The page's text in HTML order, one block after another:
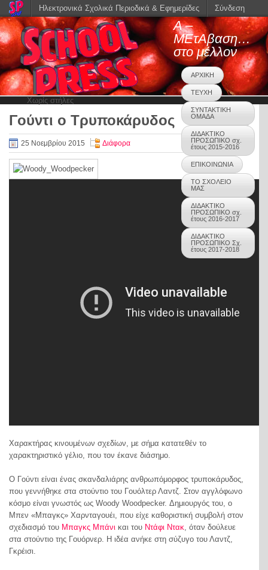
Α –
ΜΕτΑβαση…
στο μέλλον
ΑΡΧΙΚΗ
ΤΕΥΧΗ
ΣΥΝΤΑΚΤΙΚΗ
ΟΜΑΔΑ
ΔΙΔΑΚΤΙΚΟ
ΠΡΟΣΩΠΙΚΟ σχ.
έτους 2015-2016
ΕΠΙΚΟΙΝΩΝΙΑ
ΤΟ ΣΧΟΛΕΙΟ
ΜΑΣ
ΔΙΔΑΚΤΙΚΟ
ΠΡΟΣΩΠΙΚΟ σχ.
έτους 2016-2017
ΔΙΔΑΚΤΙΚΟ
ΠΡΟΣΩΠΙΚΟ Σχ.
έτους 2017-2018
Χωρίς στήλες
Γούντι ο Τρυποκάρυδος
25 Νοεμβρίου 2015 Διάφορα
Χαρακτήρας κινουμένων σχεδίων, με σήμα κατατεθέν το
χαρακτηριστικό γέλιο, που τον έκανε διάσημο.
Ο Γούντι είναι ένας σκανδαλιάρης ανθρωπόμορφος τρυποκάρυδος,
που γεννήθηκε στα στούντιο του Γουόλτερ Λαντζ. Στον αγγλόφωνο
κόσμο είναι γνωστός ως Woody Woodpecker. Δημιουργός του, ο
Μπεν «Μπαγκς» Χαρνταγουέι, που είχε καθοριστική συμβολή στον
σχεδιασμό του Μπαγκς Μπάνι και του Ντάφι Ντακ, όταν δούλευε
στα στούντιο της Γουόρνερ. Η ιδέα ανήκε στη σύζυγο του Λαντζ,
Γκρέισι.
Ηλεκτρονικά Σχολικά Περιοδικά & Εφημερίδες Σύνδεση